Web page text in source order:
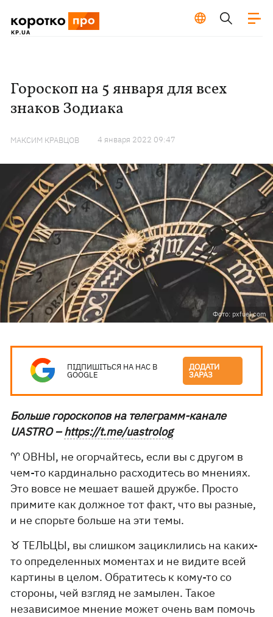
Гороскоп на 5 января для всех
знаков Зодиака
МАКСИМ КРАВЦОВ 4 января 2022 09:47
Фото: pxfuel.com
ПІДПИШІТЬСЯ НА НАС В
GOOGLE
ДОДАТИ
ЗАРАЗ
Больше гороскопов на телеграмм-канале
UASTRO –https://t.me/uastrolog
♈️ ОВНЫ, не огорчайтесь, если вы с другом в
чем-то кардинально расходитесь во мнениях.
Это вовсе не мешает вашей дружбе. Просто
примите как должное тот факт, что вы разные,
и не спорьте больше на эти темы.
♉️ ТЕЛЬЦЫ, вы слишком зациклились на каких-
то определенных моментах и не видите всей
картины в целом. Обратитесь к кому-то со
стороны, чей взгляд не замылен. Такое
независимое мнение может очень вам помочь